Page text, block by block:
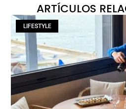
ARTÍCULOS
LIFESTYLE